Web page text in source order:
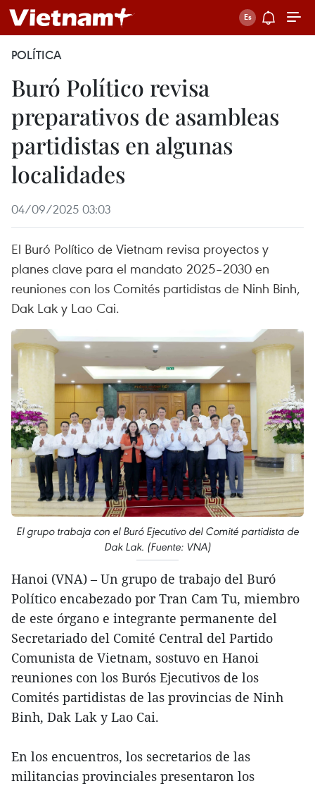
POLÍTICA
Buró Político revisa
preparativos de asambleas
partidistas en algunas
localidades
04/09/2025 03:03
El Buró Político de Vietnam revisa proyectos y
planes clave para el mandato 2025–2030 en
reuniones con los Comités partidistas de Ninh Binh,
Dak Lak y Lao Cai.
El grupo trabaja con el Buró Ejecutivo del Comité partidista de
Dak Lak. (Fuente: VNA)
Hanoi (VNA) – Un grupo de trabajo del Buró
Político encabezado por Tran Cam Tu, miembro
de este órgano e integrante permanente del
Secretariado del Comité Central del Partido
Comunista de Vietnam, sostuvo en Hanoi
reuniones con los Burós Ejecutivos de los
Comités partidistas de las provincias de Ninh
Binh, Dak Lak y Lao Cai.
En los encuentros, los secretarios de las
militancias provinciales presentaron los